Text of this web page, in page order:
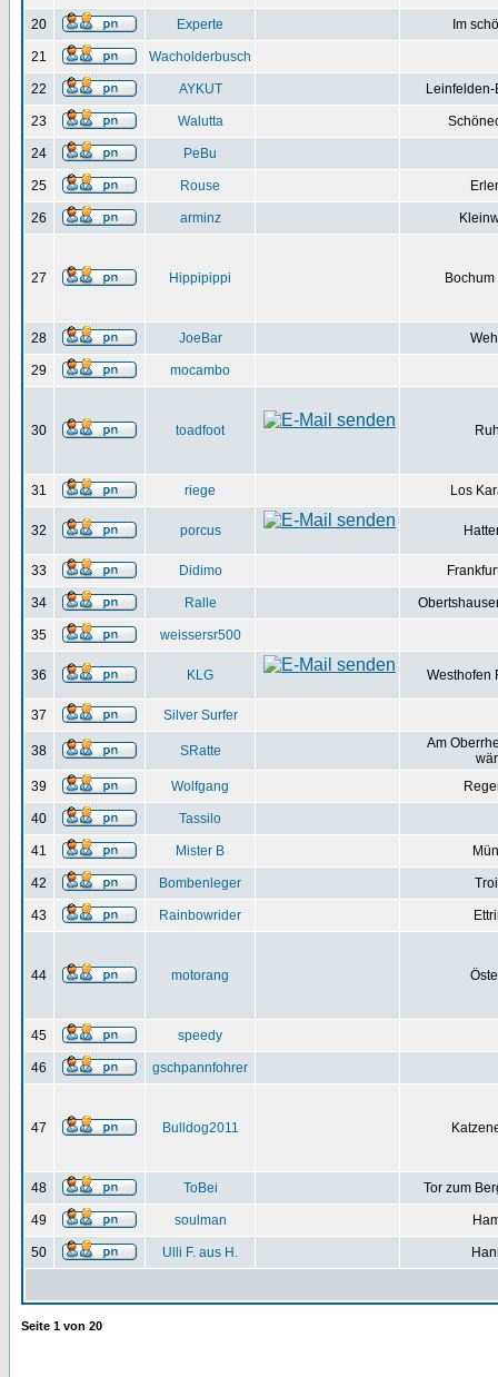
20 Experte Im
21 Wacholderbusch
22 AYKUT
23 Walutta
24 PeBu
25 Rouse
26 arminz
27 Hippipippi
28 JoeBar
29 mocambo
30 toadfoot
31 riege Los
32 porcus
33 Didimo
34 Ralle
35 weissersr500
36 KLG Westhofen
37 Silver Surfer
38 SRatte
Am
39
Wolfgang
40 Tassilo
41 Mister B
42 Bombenleger
43 Rainbowrider
44 motorang
45 speedy
46 gschpannfohrer
47 Bulldog2011
48 ToBei Tor zum
49 soulman
50 Ulli F. aus H.
Seite 1 von 20